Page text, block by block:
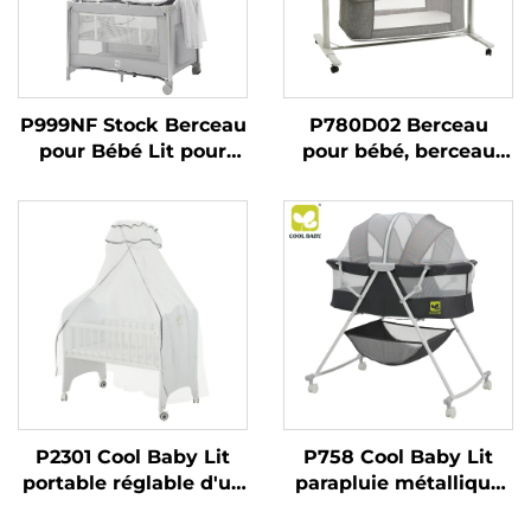
P999NF Stock Berceau
pour Bébé Lit pour
Pliable avec Système
de Pliage
P780D02 Berceau
pour bébé, berceau
d'appoint pliable facile
à transporter, berceau
latéral, berceau pour
bébé
P2301 Cool Baby Lit
portable réglable d'un
P758 Cool Baby Lit
parapluie métallique